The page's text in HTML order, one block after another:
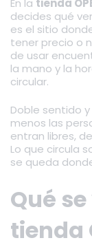
En la tienda
decides qué
es el sitio
tener precio o
de usar
la mano y la
circular.
Doble sentido
menos las
entran libres,
Lo que circula
se queda
Qué
tienda